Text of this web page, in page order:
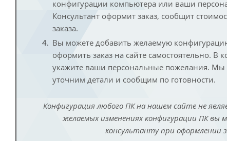
конфигурации компьютера или ваши
Консультант оформит заказ, сообщит
заказа.
Вы можете добавить желаемую
оформить заказ на сайте самостоятельно. В
укажите ваши персональные пожелания. Мы
уточним детали и сообщим по готовности.
Конфигурация любого ПК на нашем сайте не
желаемых изменениях конфигурации ПК вы
консультанту при оформлении